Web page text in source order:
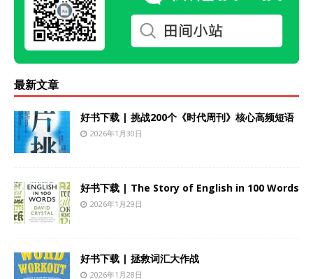
最新文章
好书下载 | 挑战200个《时代周刊》核心高频短语
2026年1月30日
好书下载 | The Story of English in 100 Words
2026年1月29日
好书下载 | 拯救词汇大作战
2026年1月28日